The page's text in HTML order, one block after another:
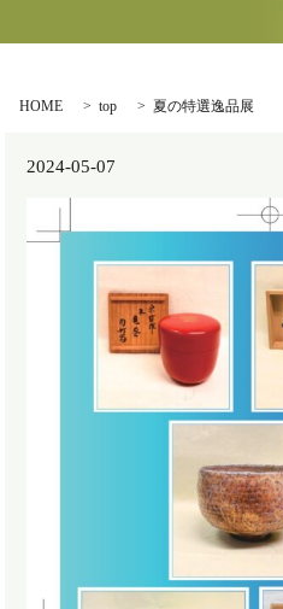
HOME top 夏の特選逸品展
2024-05-07